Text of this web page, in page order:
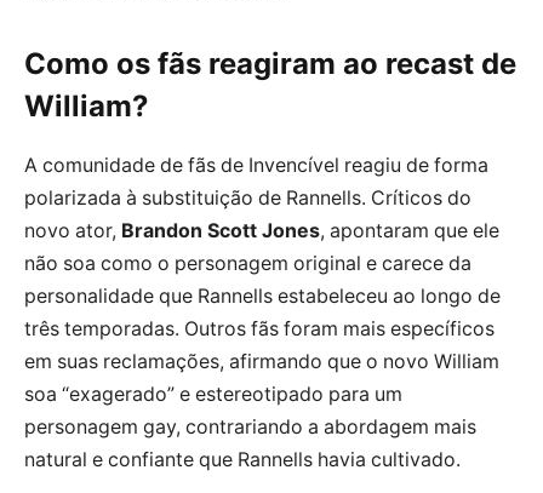
Como os fãs reagiram ao recast de
William?
A comunidade de fãs de Invencível reagiu de forma
polarizada à substituição de Rannells. Críticos do
novo ator, Brandon Scott Jones, apontaram que ele
não soa como o personagem original e carece da
personalidade que Rannells estabeleceu ao longo de
três temporadas. Outros fãs foram mais específicos
em suas reclamações, afirmando que o novo William
soa “exagerado” e estereotipado para um
personagem gay, contrariando a abordagem mais
natural e confiante que Rannells havia cultivado.